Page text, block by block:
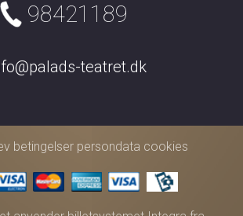
98421189
teatret.dk
betingelser persondata cookies